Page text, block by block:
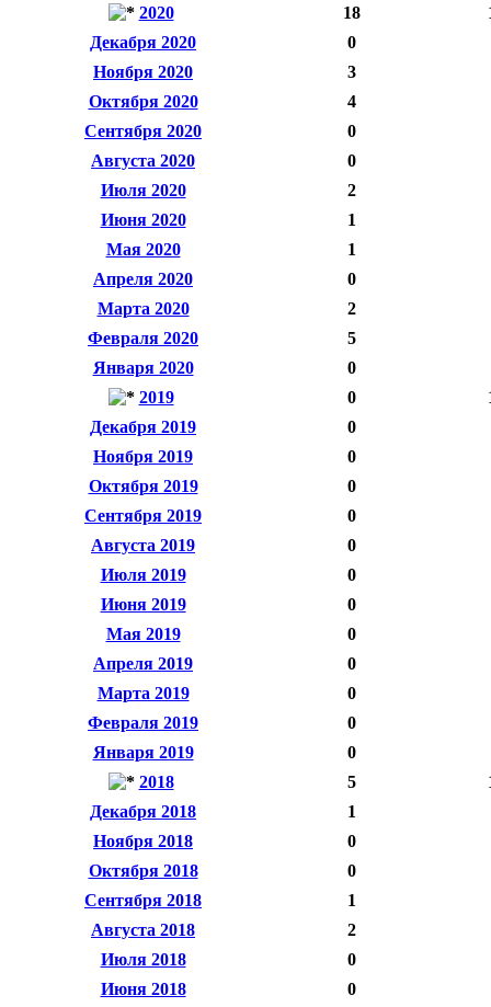
2020 18
Декабря 2020
0
Ноября 2020
3
Октября 2020
4
Сентября 2020
0
Августа 2020
0
Июля 2020
2
Июня 2020
1
Мая 2020
1
Апреля 2020
0
Марта 2020
2
Февраля 2020
5
Января 2020
0
2019
0
Декабря 2019
0
Ноября 2019
0
Октября 2019
0
Сентября 2019
0
Августа 2019
0
Июля 2019
0
Июня 2019
0
Мая 2019
0
Апреля 2019
0
Марта 2019
0
Февраля 2019
0
Января 2019
0
2018
5
Декабря 2018
1
Ноября 2018
0
Октября 2018
0
Сентября 2018
1
Августа 2018
2
Июля 2018
0
Июня 2018
0